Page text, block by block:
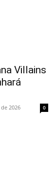
Villains
2026 0